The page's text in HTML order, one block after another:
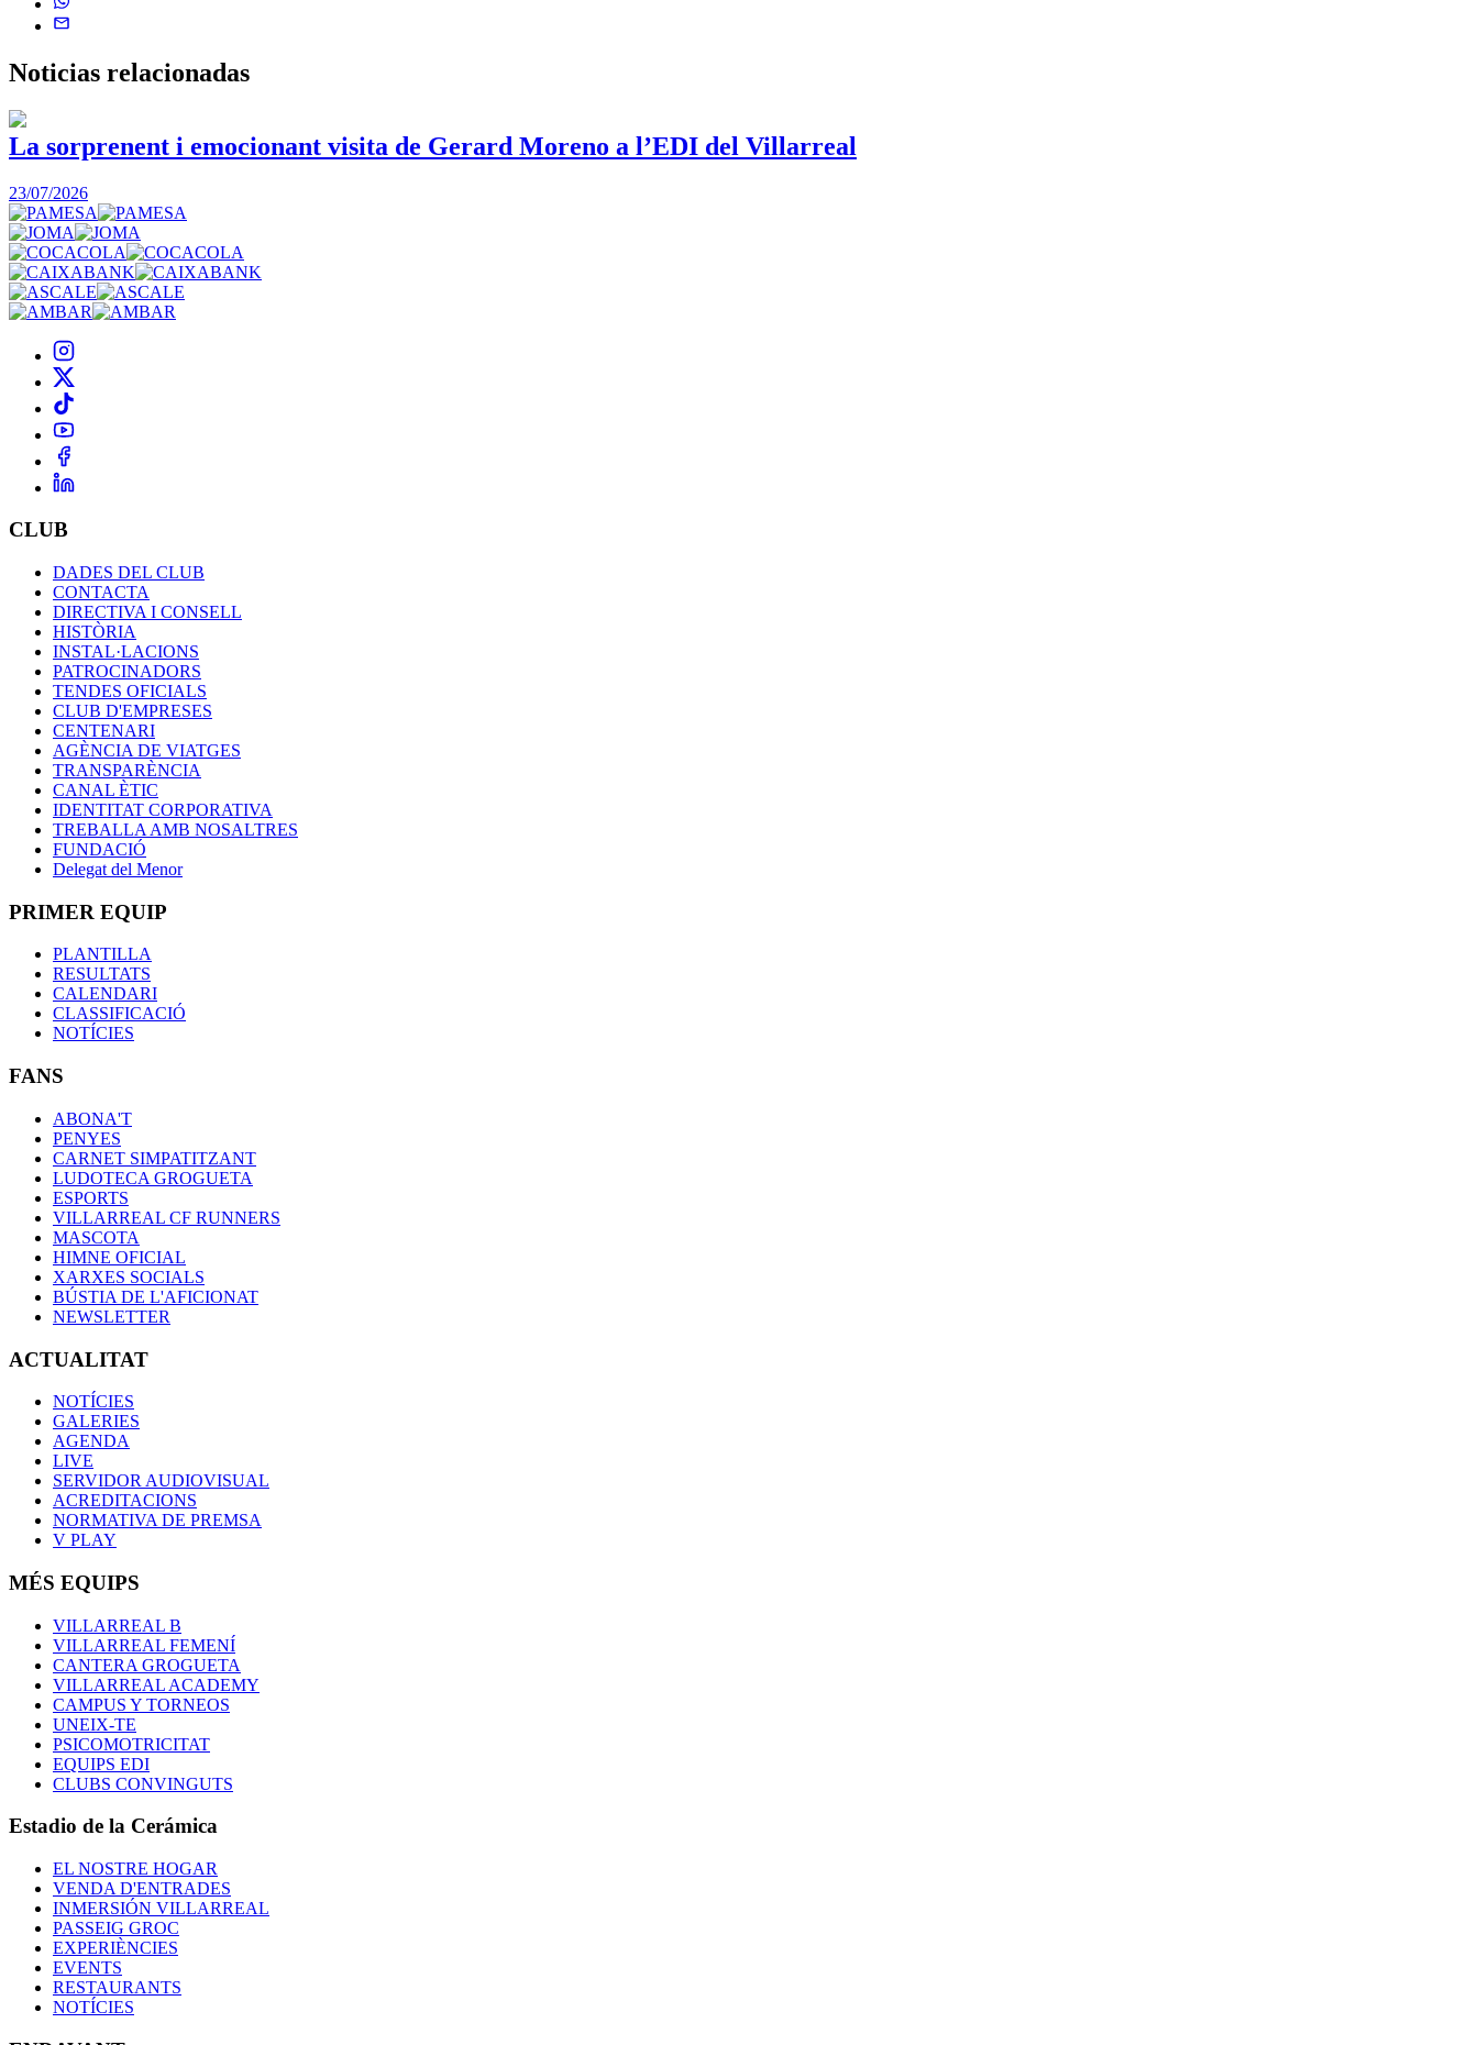
Noticias relacionadas
La sorprenent i emocionant visita de Gerard Moreno a l’EDI del Villarreal
23/07/2026
CLUB
DADES DEL CLUB
CONTACTA
DIRECTIVA I CONSELL
HISTÒRIA
INSTAL·LACIONS
PATROCINADORS
TENDES OFICIALS
CLUB D'EMPRESES
CENTENARI
AGÈNCIA DE VIATGES
TRANSPARÈNCIA
CANAL ÈTIC
IDENTITAT CORPORATIVA
TREBALLA AMB NOSALTRES
FUNDACIÓ
Delegat del Menor
PRIMER EQUIP
PLANTILLA
RESULTATS
CALENDARI
CLASSIFICACIÓ
NOTÍCIES
FANS
ABONA'T
PENYES
CARNET SIMPATITZANT
LUDOTECA GROGUETA
ESPORTS
VILLARREAL CF RUNNERS
MASCOTA
HIMNE OFICIAL
XARXES SOCIALS
BÚSTIA DE L'AFICIONAT
NEWSLETTER
ACTUALITAT
NOTÍCIES
GALERIES
AGENDA
LIVE
SERVIDOR AUDIOVISUAL
ACREDITACIONS
NORMATIVA DE PREMSA
V PLAY
MÉS EQUIPS
VILLARREAL B
VILLARREAL FEMENÍ
CANTERA GROGUETA
VILLARREAL ACADEMY
CAMPUS Y TORNEOS
UNEIX-TE
PSICOMOTRICITAT
EQUIPS EDI
CLUBS CONVINGUTS
Estadio de la Cerámica
EL NOSTRE HOGAR
VENDA D'ENTRADES
INMERSIÓN VILLARREAL
PASSEIG GROC
EXPERIÈNCIES
EVENTS
RESTAURANTS
NOTÍCIES